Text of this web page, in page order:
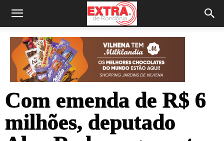
Com emenda de R$ 6
milhões, deputado